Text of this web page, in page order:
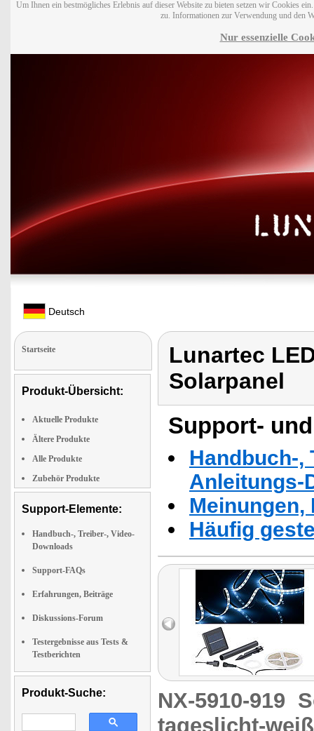
Um Ihnen ein bestmögliches Erlebnis auf dieser Website zu bieten setzen wir Cookies
zu. Informationen zur Verwendung und den
Nur essenzielle
Deutsch
Startseite
Produkt-Übersicht:
Aktuelle Produkte
Ältere Produkte
Alle Produkte
Zubehör Produkte
Support-Elemente:
Handbuch-, Treiber-, Video-
Downloads
Support-FAQs
Erfahrungen, Beiträge
Diskussions-Forum
Testergebnisse aus Tests &
Testberichten
Produkt-Suche:
Lunartec
Solarpanel
Support-
Handbuch-,
Anleitungs-
Häufig
NX-5910-919
tageslicht-